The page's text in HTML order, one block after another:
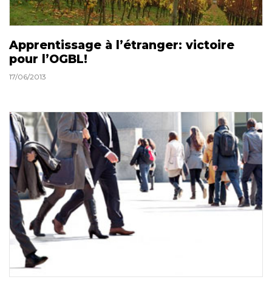
Apprentissage à l’étranger: victoire
pour l’OGBL!
17/06/2013